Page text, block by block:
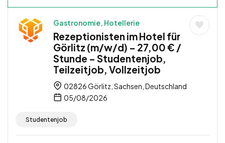
Gastronomie, Hotellerie
Rezeptionisten im Hotel für
Görlitz (m/w/d) – 27,00 € /
Stunde – Studentenjob,
Teilzeitjob, Vollzeitjob
02826 Görlitz, Sachsen, Deutschland
05/08/2026
Studentenjob